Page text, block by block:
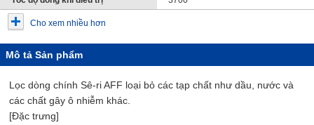
Cho xem nhiều hơn
Mô tả Sản phẩm
Lọc dòng chính Sê-ri AFF loại bỏ các tạp chất như dầu, nước và
các chất gây ô nhiễm khác.
[Đặc trưng]